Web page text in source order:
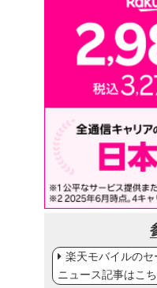
楽天モバイルの
ニュース記事はこち